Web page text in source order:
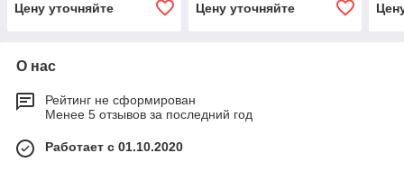
Цену уточняйте
Цену уточняйте
О нас
Рейтинг не сформирован
Менее 5 отзывов за последний год
Работает с 01.10.2020